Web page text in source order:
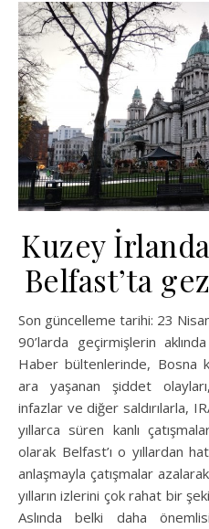
Kuzey
Belfast’ta
Son güncelleme tarihi: 23 Nisan 2026Benim gibi çocukluğunu
90’larda geçirmişlerin
Haber bültenlerinde, Bosna
ara yaşanan şiddet
infazlar ve diğer saldırılarla,
yıllarca süren kanlı
olarak Belfast’ı o yıllardan
anlaşmayla çatışmalar
yılların izlerini çok rahat bir
Aslında belki daha